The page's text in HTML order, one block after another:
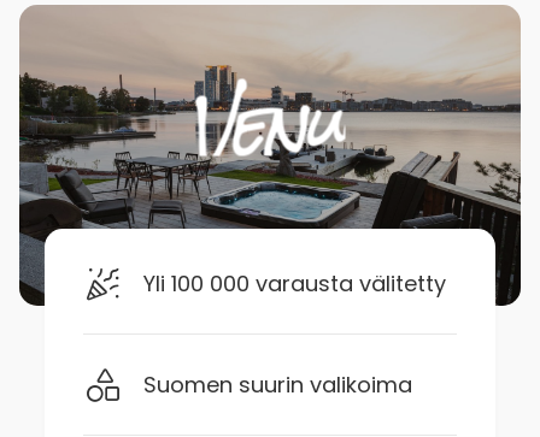
Yli 100 000 varausta välitetty
Suomen suurin valikoima